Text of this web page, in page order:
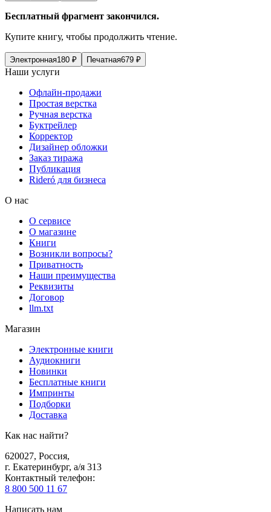
Бесплатный фрагмент закончился.
Купите книгу, чтобы продолжить чтение.
Электронная180 ₽ Печатная679 ₽
Наши услуги
Офлайн-продажи
Простая верстка
Ручная верстка
Буктрейлер
Корректор
Дизайнер обложки
Заказ тиража
Публикация
Rideró для бизнеса
О нас
О сервисе
О магазине
Книги
Возникли вопросы?
Приватность
Наши преимущества
Реквизиты
Договор
llm.txt
Магазин
Электронные книги
Аудиокниги
Новинки
Бесплатные книги
Импринты
Подборки
Доставка
Как нас найти?
620027, Россия,
г. Екатеринбург, а/я 313
Контактный телефон:
8 800 500 11 67
Написать нам